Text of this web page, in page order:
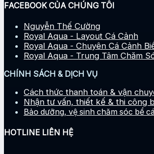
FACEBOOK CỦA CHÚNG TÔI
Nguyễn Thế Cường
Royal Aqua - Layout Cá Cảnh
Royal Aqua - Chuyên Cá Cảnh
Royal Aqua - Trung Tâm Chăm
CHÍNH SÁCH & DỊCH VỤ
Cách thức thanh toán & vận
Nhận tư vấn, thiết kế & thi công
Bảo dưỡng, vệ sinh chăm sóc bể
HOTLINE LIÊN HỆ